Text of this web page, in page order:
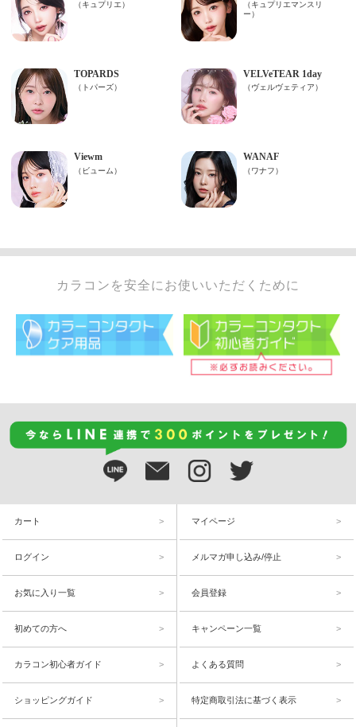
カラコンを安全にお使いいただくために
カート マイページ
ログイン メルマガ申し込み/停止
お気に入り一覧 会員登録
初めての方へ キャンペーン一覧
カラコン初心者ガイド よくある質問
ショッピングガイド 特定商取引法に基づく表示